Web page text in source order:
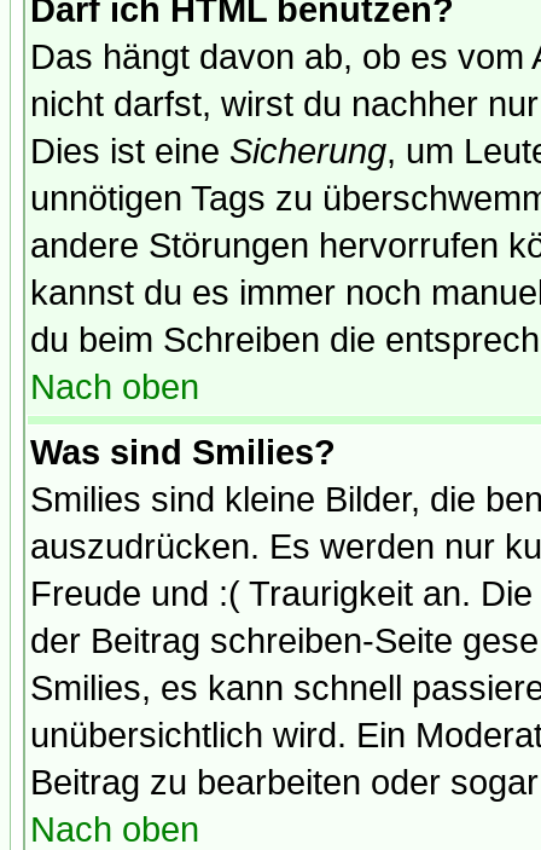
Darf ich HTML benutzen?
Das hängt davon ab, ob es
nicht darfst, wirst du nachher
Dies ist eine Sicherung, um
unnötigen Tags zu
andere Störungen hervorrufen
kannst du es immer noch
du beim Schreiben die
Nach oben
Was sind Smilies?
Smilies sind kleine Bilder, die
auszudrücken. Es werden nur
Freude und :( Traurigkeit an.
der Beitrag schreiben-Seite
Smilies, es kann schnell
unübersichtlich wird. Ein
Beitrag zu bearbeiten oder
Nach oben